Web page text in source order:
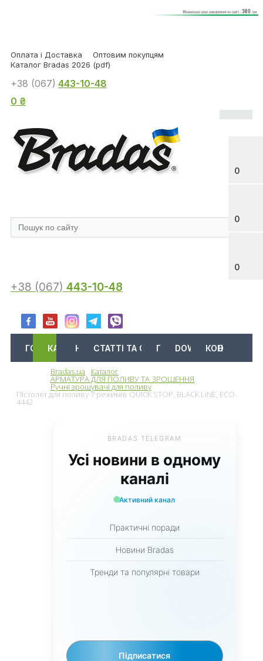
Оплата і Доставка
Оптовим покупцям
Каталог Bradas 2026 (pdf)
0
0
0
+38 (067) 443-10-48
0 ₴
+38 (067) 443-10-48
ГОЛОВНАКАТАЛОГАКЦІЇ
НОВИНИСТАТТІ ТА ОГЛЯДИПРО НАСDOWNLOADКОНТАКТИ
Bradas.ua Каталог
АРМАТУРА ДЛЯ ПОЛИВУ ТА ЗРОШЕННЯ
Ручні зрошувачі для поливу
Пістолет для поливу 7 режимів QUICK STOP, BLACK LINE, ECO-
4442
BRADAS TELEGRAM
Усі новини в одному
каналі
Активний канал
Практичні поради
Новини Bradas
Тренди та популярні товари
Підписатися